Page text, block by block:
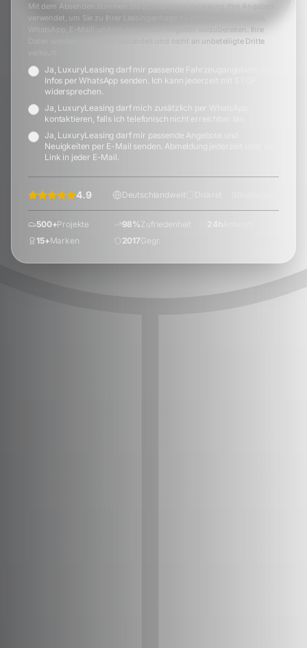
Mit dem Absenden stimmen Sie zu, dass LuxuryLeasing Ihre Angaben
verwendet, um Sie zu Ihrer Leasinganfrage zu kontaktieren (Telefon,
WhatsApp, E-Mail) und ein passendes Angebot vorzubereiten. Ihre
Daten werden vertraulich behandelt und nicht an unbeteiligte Dritte
Ja, LuxuryLeasing darf mir passende Fahrzeugangebote und
Infos per WhatsApp senden. Ich kann jederzeit mit STOP
widersprechen.
Ja, LuxuryLeasing darf mich zusätzlich per WhatsApp
kontaktieren, falls ich telefonisch nicht erreichbar bin.
Ja, LuxuryLeasing darf mir passende Angebote und
Neuigkeiten per E-Mail senden. Abmeldung jederzeit über den
Link in jeder E-Mail.
4.9( Deutschlandweit
500+Projekte 98% Zufriedenheit 24h
15+Marken 2017Gegr.